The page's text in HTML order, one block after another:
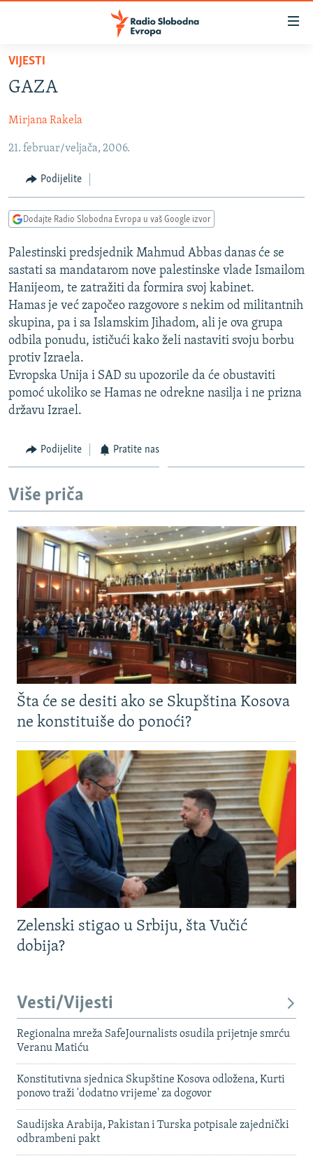
Pređite
glavni
Pređite
na
navigaciju
Pređite
na
pretragu
SRBIJA
KOSOVO
CRNA GORA
VIZUELNO
VIDEO
FOTOGALERIJE
INFOGRAFIKE
PODCASTI
RAT U UKRAJINI
KINA NA BALKANU
RSE PRIČE IZ SVIJETA
ISPRIČAJ MI
DNEVNO@RSE
SPECIJALI RSE
VIŠE OD NASLOVA
POPLAVE I KLIZIŠTA U BIH 2024.
POST SCRIPTUM
MOJA EVROPA
TRI DECENIJE OD RATA U BIH
SVE KARTE DEJTONA
NASTANAK I RASPAD JUGOSLAVIJE
PRATITE NAS
VIJESTI
GAZA
Mirjana Rakela
21. februar/veljača, 2006.
Podijelite
Dodajte Radio Slobodna Evropa u vaš Google izvor
Palestinski predsjednik Mahmud Abbas danas će se
sastati sa mandatarom nove palestinske vlade Ismailom
Hanijeom, te zatražiti da formira svoj kabinet.
Hamas je već započeo razgovore s nekim od militantnih
skupina, pa i sa Islamskim Jihadom, ali je ova grupa
odbila ponudu, ističući kako želi nastaviti svoju borbu
protiv Izraela.
Evropska Unija i SAD su upozorile da će obustaviti
pomoć ukoliko se Hamas ne odrekne nasilja i ne prizna
državu Izrael.
Podijelite Pratite nas
Više priča
Šta će se desiti ako se Skupština Kosova
ne konstituiše do ponoći?
Zelenski stigao u Srbiju, šta Vučić
dobija?
Vesti/Vijesti
Regionalna mreža SafeJournalists osudila prijetnje smrću
Veranu Matiću
Konstitutivna sjednica Skupštine Kosova odložena, Kurti
ponovo traži 'dodatno vrijeme' za dogovor
Saudijska Arabija, Pakistan i Turska potpisale zajednički
odbrambeni pakt